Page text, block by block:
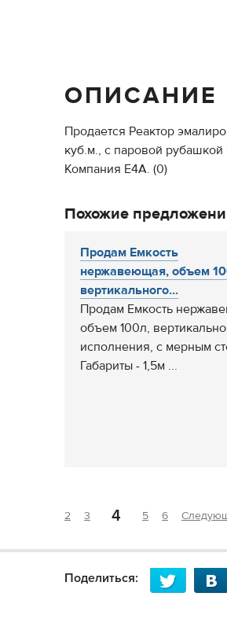
ОПИСАНИЕ
Продается Реактор
куб.м., с паровой
Компания Е4А. (0)
Похожие
Продам Емкость
нержавеющая, объем
вертикального...
Продам Емкость
объем 100л,
исполнения, с мерным
Габариты - 1,5м ...
2 3 4 5 6
Поделиться: